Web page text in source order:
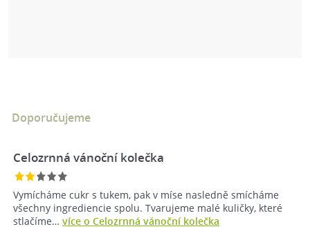
Doporučujeme
Celozrnná vánoční kolečka
Vymícháme cukr s tukem, pak v míse nasledně smícháme
všechny ingrediencie spolu. Tvarujeme malé kuličky, které
stlačíme… více o Celozrnná vánoční kolečka